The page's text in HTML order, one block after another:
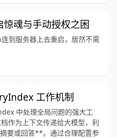
惊魂与手动授权之困
到服务器上去重启，居然不需
工作机制
中处理全局问题的强大工
作为上下文传递给大模型，利
要或回答**。通过合理配置参